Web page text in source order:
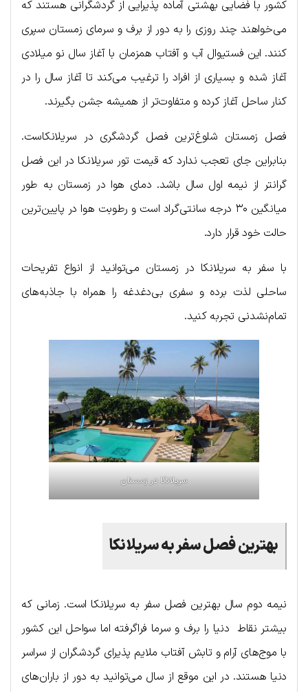
کشور با فضایی بهشتی آماده پذیرایی از گردشگرانی هستند که
می‌خواهند چند روزی را به دور از برف و سرمای زمستان سپری
کنند. این فستیوال آب و آفتاب همزمان با آغاز سال نو میلادی
آغاز شده و بسیاری از افراد را ترغیب می‌کند تا آغاز سال را در
کنار ساحل آغاز کرده و متفاوت‌تر از همیشه جشن بگیرند.
فصل زمستان شلوغ‌ترین فصل گردشگری در سریلانکاست.
بنابراین جای تعجب ندارد که قیمت تور سریلانکا در این فصل
گرانتر از نیمه اول سال باشد. دمای هوا در زمستان به طور
میانگین ۳۰ درجه سانتی‌گراد است و رطوبت هوا در پایین‌ترین
حالت خود قرار دارد.
با سفر به سریلانکا در زمستان می‌توانید از انواع تفریحات
ساحلی لذت برده و سفری بی‌دغدغه را همراه با جاذبه‌های
تمام‌نشدنی تجربه کنید.
سریلانکا در زمستان
بهترین فصل سفر به سریلانکا
نیمه دوم سال بهترین فصل سفر به سریلانکا است. زمانی که
بیشتر نقاط دنیا را برف و سرما فراگرفته اما سواحل این کشور
با موج‌های آرام و تابش آفتاب ملایم پذیرای گردشگران از سراسر
دنیا هستند. در این موقع از سال می‌توانید به دور از باران‌های